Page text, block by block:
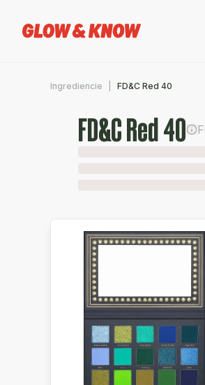
Ingrediencie FD&C Red 40
FD&C Red 40